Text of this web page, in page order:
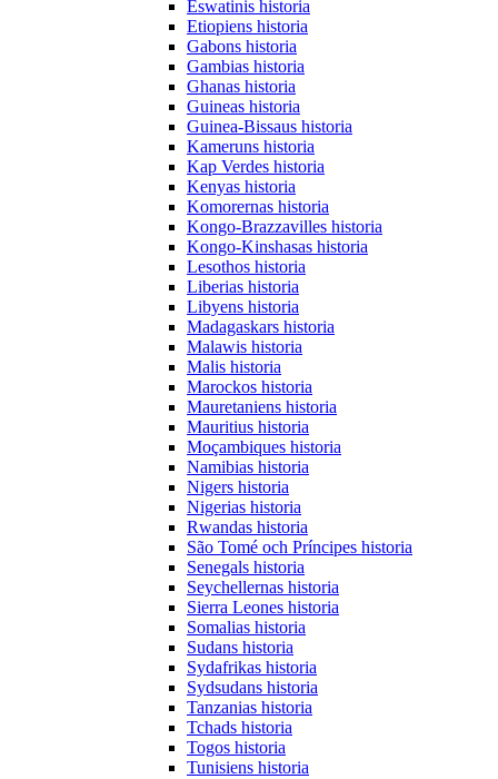
Eswatinis historia
Etiopiens historia
Gabons historia
Gambias historia
Ghanas historia
Guineas historia
Guinea-Bissaus historia
Kameruns historia
Kap Verdes historia
Kenyas historia
Komorernas historia
Kongo-Brazzavilles historia
Kongo-Kinshasas historia
Lesothos historia
Liberias historia
Libyens historia
Madagaskars historia
Malawis historia
Malis historia
Marockos historia
Mauretaniens historia
Mauritius historia
Moçambiques historia
Namibias historia
Nigers historia
Nigerias historia
Rwandas historia
São Tomé och Príncipes historia
Senegals historia
Seychellernas historia
Sierra Leones historia
Somalias historia
Sudans historia
Sydafrikas historia
Sydsudans historia
Tanzanias historia
Tchads historia
Togos historia
Tunisiens historia